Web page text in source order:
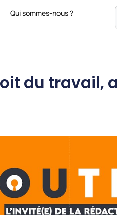
Qui sommes-nous ?
du travail,